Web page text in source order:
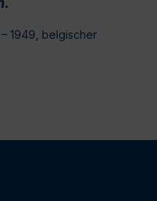
1949, belgischer